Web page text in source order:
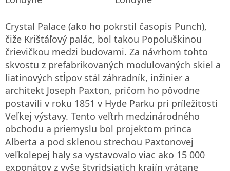
Crystal Palace (ako ho pokrstil časopis Punch),
čiže Krištáľový palác, bol takou Popoluškinou
črievičkou medzi budovami. Za návrhom tohto
skvostu z prefabrikovaných modulovaných skiel a
liatinových stĺpov stál záhradník, inžinier a
architekt Joseph Paxton, pričom ho pôvodne
postavili v roku 1851 v Hyde Parku pri príležitosti
Veľkej výstavy. Tento veľtrh medzinárodného
obchodu a priemyslu bol projektom princa
Alberta a pod sklenou strechou Paxtonovej
veľkolepej haly sa vystavovalo viac ako 15 000
exponátov z vyše štyridsiatich krajín vrátane